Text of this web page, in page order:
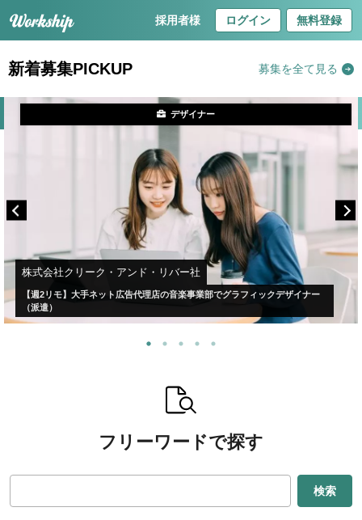
採用者様 ログイン 無料登録
新着募集PICKUP 募集を全て見る
株式会社クリーク・アンド・リバー社
【週2リモ】大手ネット広告代理店の音楽事業部でグラフィックデザイナー
（派遣）
デザイナー
フリーワードで探す
検索